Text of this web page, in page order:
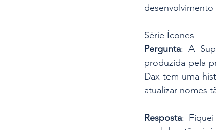
Série Ícones
Pergunta: A
produzida pela
Dax tem uma
atualizar nomes
Resposta: